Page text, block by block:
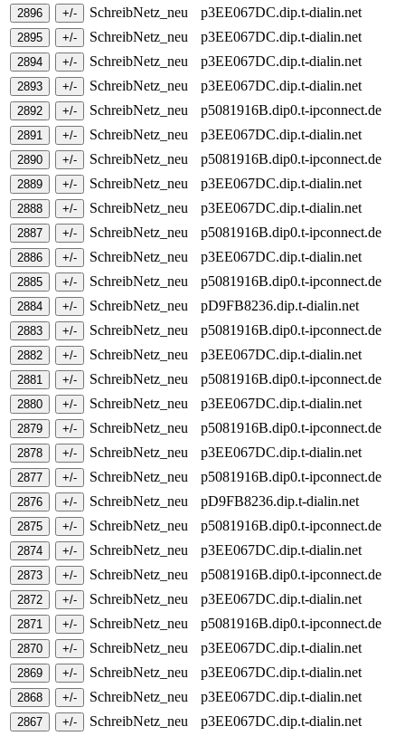
SchreibNetz_neu
p3EE067DC.dip.t-dialin.net
SchreibNetz_neu
p3EE067DC.dip.t-dialin.net
SchreibNetz_neu
p3EE067DC.dip.t-dialin.net
SchreibNetz_neu
p3EE067DC.dip.t-dialin.net
SchreibNetz_neu
p5081916B.dip0.t-ipconnect.de
SchreibNetz_neu
p3EE067DC.dip.t-dialin.net
SchreibNetz_neu
p5081916B.dip0.t-ipconnect.de
SchreibNetz_neu
p3EE067DC.dip.t-dialin.net
SchreibNetz_neu
p3EE067DC.dip.t-dialin.net
SchreibNetz_neu
p5081916B.dip0.t-ipconnect.de
SchreibNetz_neu
p3EE067DC.dip.t-dialin.net
SchreibNetz_neu
p5081916B.dip0.t-ipconnect.de
SchreibNetz_neu
pD9FB8236.dip.t-dialin.net
SchreibNetz_neu
p5081916B.dip0.t-ipconnect.de
SchreibNetz_neu
p3EE067DC.dip.t-dialin.net
SchreibNetz_neu
p5081916B.dip0.t-ipconnect.de
SchreibNetz_neu
p3EE067DC.dip.t-dialin.net
SchreibNetz_neu
p5081916B.dip0.t-ipconnect.de
SchreibNetz_neu
p3EE067DC.dip.t-dialin.net
SchreibNetz_neu
p5081916B.dip0.t-ipconnect.de
SchreibNetz_neu
pD9FB8236.dip.t-dialin.net
SchreibNetz_neu
p5081916B.dip0.t-ipconnect.de
SchreibNetz_neu
p3EE067DC.dip.t-dialin.net
SchreibNetz_neu
p5081916B.dip0.t-ipconnect.de
SchreibNetz_neu
p3EE067DC.dip.t-dialin.net
SchreibNetz_neu
p5081916B.dip0.t-ipconnect.de
SchreibNetz_neu
p3EE067DC.dip.t-dialin.net
SchreibNetz_neu
p3EE067DC.dip.t-dialin.net
SchreibNetz_neu
p3EE067DC.dip.t-dialin.net
SchreibNetz_neu
p3EE067DC.dip.t-dialin.net